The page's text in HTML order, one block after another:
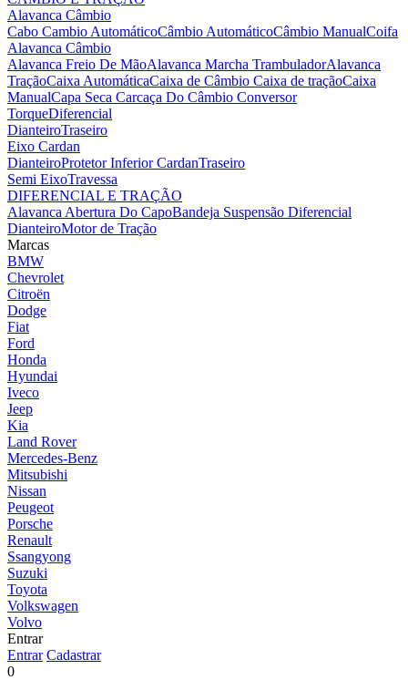
Alavanca Câmbio
Cabo Cambio AutomáticoCâmbio AutomáticoCâmbio ManualCoifa
Alavanca Câmbio
Alavanca Freio De MãoAlavanca Marcha TrambuladorAlavanca
TraçãoCaixa AutomáticaCaixa de Câmbio Caixa de traçãoCaixa
ManualCapa Seca Carcaça Do Câmbio Conversor
TorqueDiferencial
DianteiroTraseiro
Eixo Cardan
DianteiroProtetor Inferior CardanTraseiro
Semi EixoTravessa
DIFERENCIAL E TRAÇÃO
Alavanca Abertura Do CapoBandeja Suspensão Diferencial
DianteiroMotor de Tração
Marcas
BMW
Chevrolet
Citroën
Dodge
Fiat
Ford
Honda
Hyundai
Iveco
Jeep
Kia
Land Rover
Mercedes-Benz
Mitsubishi
Nissan
Peugeot
Porsche
Renault
Ssangyong
Suzuki
Toyota
Volkswagen
Volvo
Entrar
Entrar Cadastrar
0